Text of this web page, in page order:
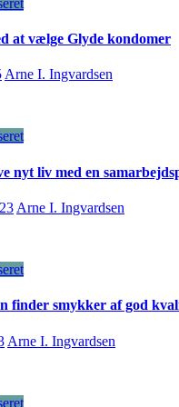
at vælge Glyde kondomer
Arne I. Ingvardsen
nyt liv med en
Arne I. Ingvardsen
finder smykker af god
Arne I. Ingvardsen